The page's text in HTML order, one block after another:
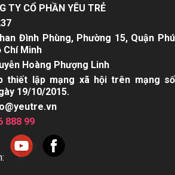
TY CỔ PHẦN YÊU TRẺ
Đình Phùng, Phường 15, Quận Phú
Chí Minh
Hoàng Phượng Linh
thiết lập mạng xã hội trên mạng số
19/10/2015.
888 99